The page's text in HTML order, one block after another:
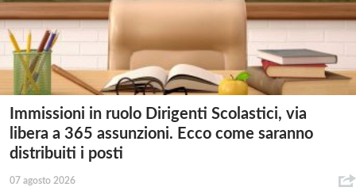
Immissioni in ruolo Dirigenti Scolastici, via
libera a 365 assunzioni. Ecco come saranno
distribuiti i posti
07 agosto 2026